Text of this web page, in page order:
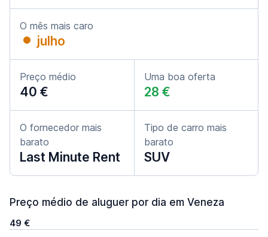
O mês mais caro
julho
Preço médio
40 €
Uma boa oferta
28 €
O fornecedor mais
barato
Last Minute Rent
Tipo de carro mais
barato
SUV
Preço médio de aluguer por dia em Veneza
49 €